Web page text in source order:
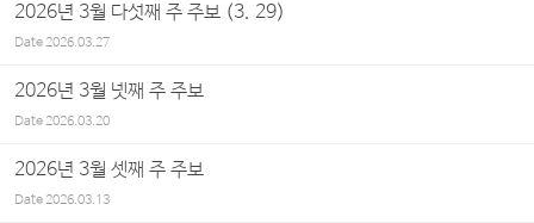
2026년 3월 다섯째 주 주보 (3. 29)
Date2026.03.27
2026년 3월 넷째 주 주보
Date2026.03.20
2026년 3월 셋째 주 주보
Date2026.03.13